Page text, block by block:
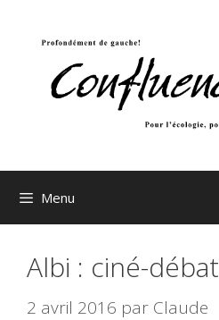
Menu
Albi : ciné-débat
2 avril 2016 par Claude